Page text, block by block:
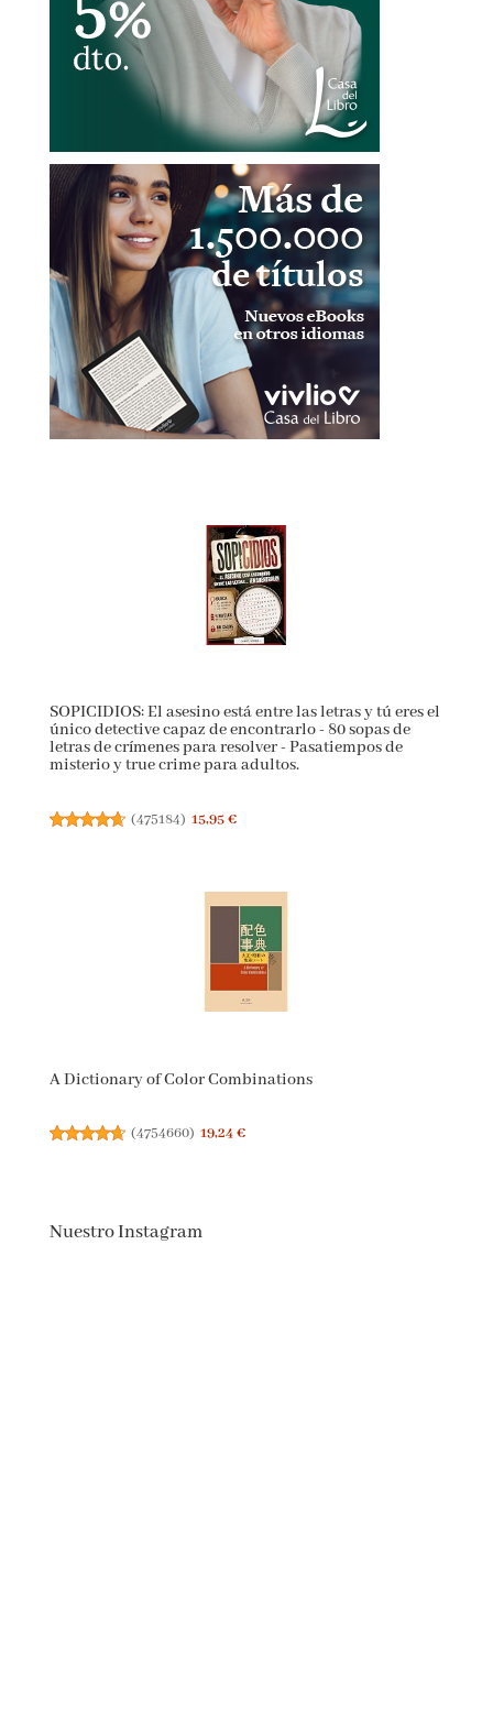
SOPICIDIOS: El asesino está entre las letras y tú eres el
único detective capaz de encontrarlo - 80 sopas de
letras de crímenes para resolver - Pasatiempos de
misterio y true crime para adultos.
(475184) 15,95 €
A Dictionary of Color Combinations
(4754660) 19,24 €
Nuestro Instagram